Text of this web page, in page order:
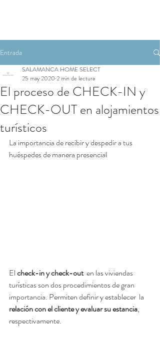
Entrada
El proceso de CHECK-IN y
CHECK-OUT en alojamientos
turísticos
SALAMANCA HOME SELECT
25 may 2020 2 min de lectura
La importancia de recibir y despedir a tus
huéspedes de manera presencial
El check-in y check-out en las viviendas
turísticas son dos procedimientos de gran
importancia. Permiten definir y establecer  la
relación con el cliente y evaluar su estancia,
respectivamente.